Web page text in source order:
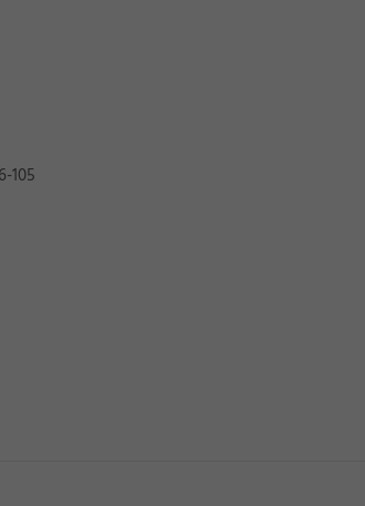
105
„je krijg wat je besteld tegen een goede prijs”